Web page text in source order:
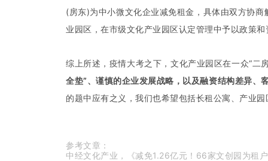
(房东)为中小微文化企业减免租金，具体由双方协
业园区，在市级文化产业园区认定管理中予以政策
综上所述，疫情大考之下，文化产业园区在一众“二
全垫”、谨慎的企业发展战略，以及融资结构差异、
的题中应有之义，我们也希望包括长租公寓、产业
参考文章：
中经文化产业，《减免1.26亿元！66家文创园为租